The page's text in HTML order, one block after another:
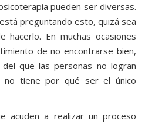
pueden ser diversas.
preguntando esto, quizá sea
En muchas ocasiones
de no encontrarse bien,
que las personas no logran
no tiene por qué ser el único
acuden a realizar un proceso